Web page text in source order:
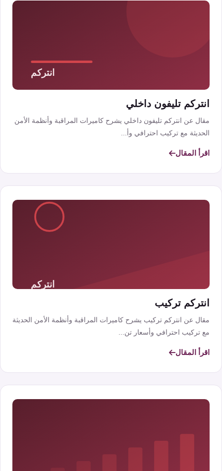
انتركم تليفون داخلي
مقال عن انتركم تليفون داخلي يشرح كاميرات المراقبة وأنظمة الأمن
الحديثة مع تركيب احترافي وأ...
اقرأ المقال
انتركم تركيب
مقال عن انتركم تركيب يشرح كاميرات المراقبة وأنظمة الأمن الحديثة
مع تركيب احترافي وأسعار تن...
اقرأ المقال